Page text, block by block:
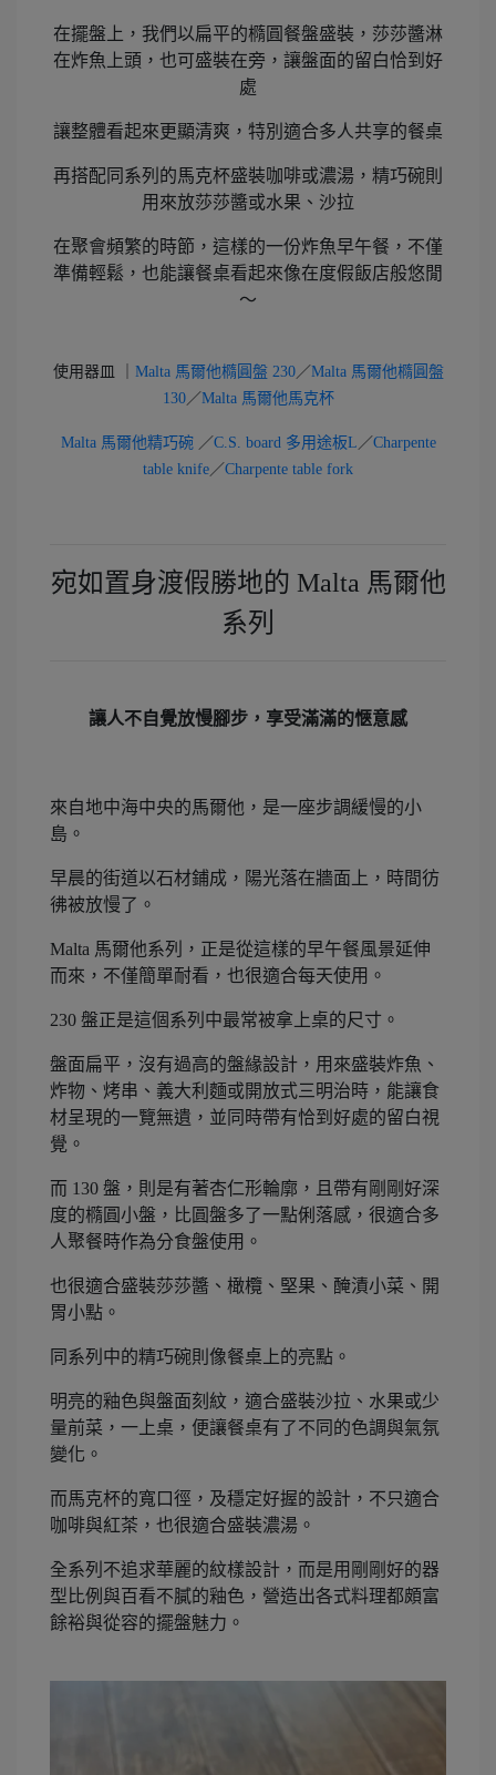
在擺盤上，我們以扁平的橢圓餐盤盛裝，莎莎醬淋
在炸魚上頭，也可盛裝在旁，讓盤面的留白恰到好
處
讓整體看起來更顯清爽，特別適合多人共享的餐桌
再搭配同系列的馬克杯盛裝咖啡或濃湯，精巧碗則
用來放莎莎醬或水果、沙拉
在聚會頻繁的時節，這樣的一份炸魚早午餐，不僅
準備輕鬆，也能讓餐桌看起來像在度假飯店般悠閒
～
使用器皿 ｜ Malta 馬爾他橢圓盤 230／Malta 馬爾他橢圓盤
130／Malta 馬爾他馬克杯
Malta 馬爾他精巧碗 ／C.S. board 多用途板L ／Charpente
table knife ／Charpente table fork
宛如置身渡假勝地的 Malta 馬爾他
系列
讓人不自覺放慢腳步，享受滿滿的愜意感
來自地中海中央的馬爾他，是一座步調緩慢的小
島。
早晨的街道以石材鋪成，陽光落在牆面上，時間彷
彿被放慢了。
Malta 馬爾他系列，正是從這樣的早午餐風景延伸
而來，不僅簡單耐看，也很適合每天使用。
230 盤正是這個系列中最常被拿上桌的尺寸。
盤面扁平，沒有過高的盤緣設計，用來盛裝炸魚、
炸物、烤串、義大利麵或開放式三明治時，能讓食
材呈現的一覽無遺，並同時帶有恰到好處的留白視
覺。
而 130 盤，則是有著杏仁形輪廓，且帶有剛剛好深
度的橢圓小盤，比圓盤多了一點俐落感，很適合多
人聚餐時作為分食盤使用。
也很適合盛裝莎莎醬、橄欖、堅果、醃漬小菜、開
胃小點。
同系列中的精巧碗則像餐桌上的亮點。
明亮的釉色與盤面刻紋，適合盛裝沙拉、水果或少
量前菜，一上桌，便讓餐桌有了不同的色調與氣氛
變化。
而馬克杯的寬口徑，及穩定好握的設計，不只適合
咖啡與紅茶，也很適合盛裝濃湯。
全系列不追求華麗的紋樣設計，而是用剛剛好的器
型比例與百看不膩的釉色，營造出各式料理都頗富
餘裕與從容的擺盤魅力。